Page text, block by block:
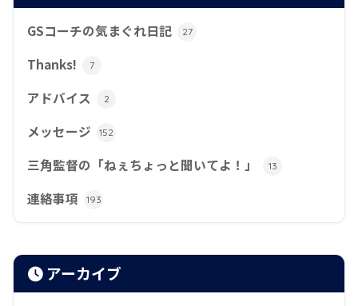
GSコーチの気まぐれ日記 27
Thanks! 7
アドバイス 2
メッセージ 152
三角監督の「ねぇちょっと聞いてよ！」 13
連絡事項 193
アーカイブ